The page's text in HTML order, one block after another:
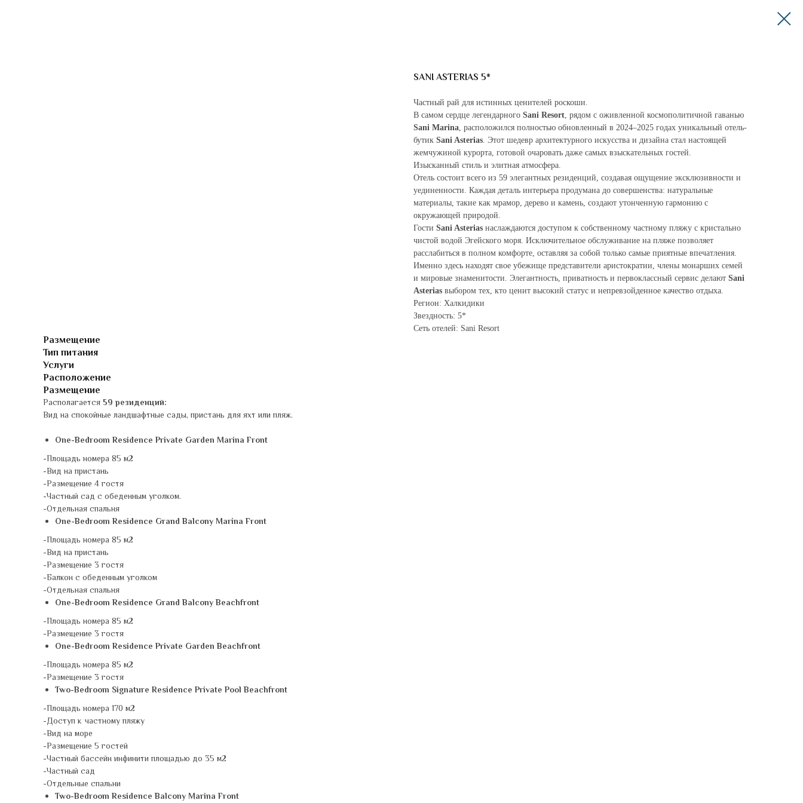
SANI ASTERIAS 5*
Частный рай для истинных ценителей роскоши.
В самом сердце легендарного Sani Resort, рядом с оживленной космополитичной гаванью
Sani Marina, расположился полностью обновленный в 2024–2025 годах уникальный отель-
бутик Sani Asterias. Этот шедевр архитектурного искусства и дизайна стал настоящей
жемчужиной курорта, готовой очаровать даже самых взыскательных гостей.
Изысканный стиль и элитная атмосфера.
Отель состоит всего из 59 элегантных резиденций, создавая ощущение эксклюзивности и
уединенности. Каждая деталь интерьера продумана до совершенства: натуральные
материалы, такие как мрамор, дерево и камень, создают утонченную гармонию с
окружающей природой.
Гости Sani Asterias наслаждаются доступом к собственному частному пляжу с кристально
чистой водой Эгейского моря. Исключительное обслуживание на пляже позволяет
расслабиться в полном комфорте, оставляя за собой только самые приятные впечатления.
Именно здесь находят свое убежище представители аристократии, члены монарших семей
и мировые знаменитости. Элегантность, приватность и первоклассный сервис делают Sani
Asterias выбором тех, кто ценит высокий статус и непревзойденное качество отдыха.
Регион: Халкидики
Звездность: 5*
Сеть отелей: Sani Resort
Размещение
Тип питания
Услуги
Расположение
Размещение
Располагается 59 резиденций:
Вид на спокойные ландшафтные сады, пристань для яхт или пляж.
One-Bedroom Residence Private Garden Marina Front
-Площадь номера 85 м2
-Вид на пристань
-Размещение 4 гостя
-Частный сад с обеденным уголком.
-Отдельная спальня
One-Bedroom Residence Grand Balcony Marina Front
-Площадь номера 85 м2
-Вид на пристань
-Размещение 3 гостя
-Балкон с обеденным уголком
-Отдельная спальня
One-Bedroom Residence Grand Balcony Beachfront
-Площадь номера 85 м2
-Размещение 3 гостя
One-Bedroom Residence Private Garden Beachfront
-Площадь номера 85 м2
-Размещение 3 гостя
Two-Bedroom Signature Residence Private Pool Beachfront
-Площадь номера 170 м2
-Доступ к частному пляжу
-Вид на море
-Размещение 5 гостей
-Частный бассейн инфинити площадью до 35 м2
-Частный сад
-Отдельные спальни
Two-Bedroom Residence Balcony Marina Front